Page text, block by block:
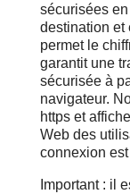
sécurisées
destination et
permet le
garantit une
sécurisée à
navigateur.
https et
Web des
connexion
Important : il